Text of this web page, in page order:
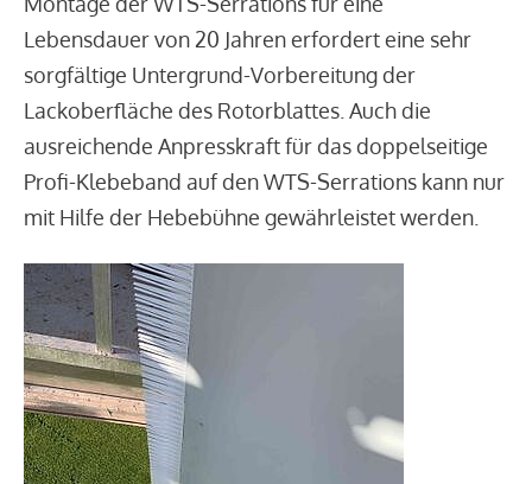
Lebensdauer von 20 Jahren erfordert eine sehr
sorgfältige Untergrund-Vorbereitung der
Lackoberfläche des Rotorblattes. Auch die
ausreichende Anpresskraft für das doppelseitige
Profi-Klebeband auf den WTS-Serrations kann nur
mit Hilfe der Hebebühne gewährleistet werden.